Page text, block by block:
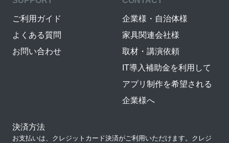
ご利用ガイド
よくある質問
お問い合わせ
企業様・自治体様
家具関連会社様
取材・講演依頼
IT導入補助金を利用して
アプリ制作を希望される
企業様へ
決済方法
お支払いは、クレジットカード決済がご利用いただけます。クレジ